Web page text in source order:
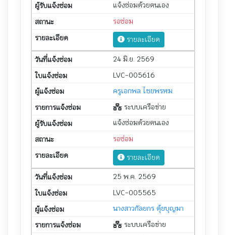
แจ้งซ่อมด้วยตนเอง
รอซ่อม
รายละเอียด
24 มิ.ย. 2569
LVC-005616
ครูเอกพล ไชยพรหม
ระบบเครือข่าย
แจ้งซ่อมด้วยตนเอง
รอซ่อม
รายละเอียด
25 พ.ค. 2569
LVC-005565
นางสาวกัลยกร ตุ้ยบุญมา
ระบบเครือข่าย